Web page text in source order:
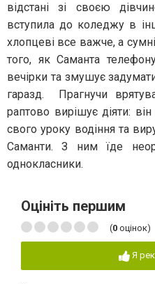
відстані зі своєю
вступила до коледжу в
хлопцеві все важче, а
того, як Саманта
вечірки та змушує
гаразд. ​ Прагнучи
раптово вирішує діяти:
свого уроку водіння та
Саманти. З ним їде
однокласники. ​
Оцініть першим
(0 оцінок)
Я